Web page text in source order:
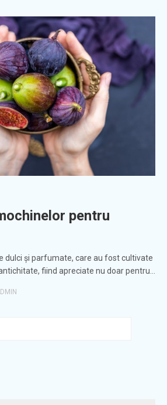
pentru
dulci și parfumate, care au fost cultivate
fiind apreciate nu doar pentru…